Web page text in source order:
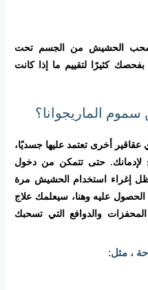
الحشيش من الجسم تحت
كثيرًا لتقييم ما إذا كانت
الماريجوانا؟
أخرى تعتمد عليها جسديًا،
حتى تتمكن من دخول
إغراء استخدام الحشيش مرة
عليه وهنا، سيعلمك علاج
المحفزات والدوافع التي تسحبك
، مثل: